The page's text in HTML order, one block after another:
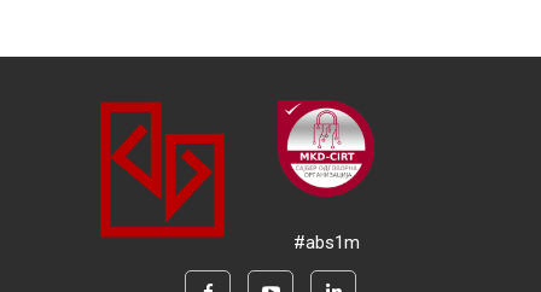
#abs1m